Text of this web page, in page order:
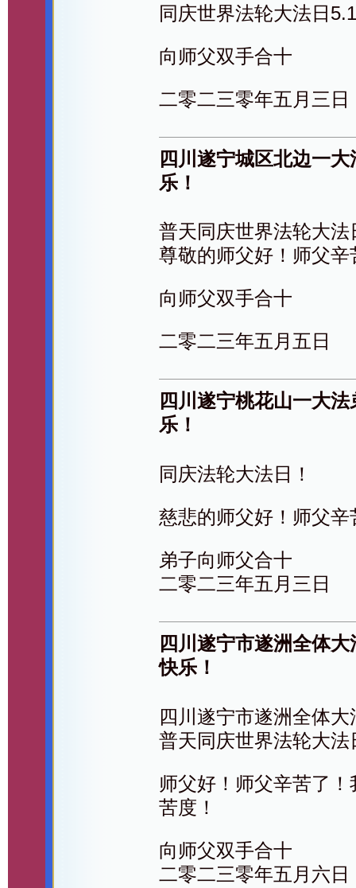
同庆世界法轮大法日
向师父双手合十
二零二三零年五月三日
四川遂宁城区北边一
乐！
普天同庆世界法轮大法
尊敬的师父好！师父辛
向师父双手合十
二零二三年五月五日
四川遂宁桃花山一大
乐！
同庆法轮大法日！
慈悲的师父好！师父辛
弟子向师父合十
二零二三年五月三日
四川遂宁市遂洲全体
快乐！
四川遂宁市遂洲全体
普天同庆世界法轮大法
师父好！师父辛苦了
苦度！
向师父双手合十
二零二三零年五月六日